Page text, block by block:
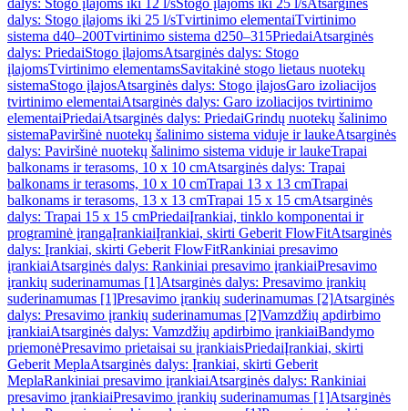
dalys: Stogo įlajoms iki 12 l/sStogo įlajoms iki 25 l/sAtsarginės
dalys: Stogo įlajoms iki 25 l/sTvirtinimo elementaiTvirtinimo
sistema d40–200Tvirtinimo sistema d250–315PriedaiAtsarginės
dalys: PriedaiStogo įlajomsAtsarginės dalys: Stogo
įlajomsTvirtinimo elementamsSavitakinė stogo lietaus nuotekų
sistemaStogo įlajosAtsarginės dalys: Stogo įlajosGaro izoliacijos
tvirtinimo elementaiAtsarginės dalys: Garo izoliacijos tvirtinimo
elementaiPriedaiAtsarginės dalys: PriedaiGrindų nuotekų šalinimo
sistemaPaviršinė nuotekų šalinimo sistema viduje ir laukeAtsarginės
dalys: Paviršinė nuotekų šalinimo sistema viduje ir laukeTrapai
balkonams ir terasoms, 10 x 10 cmAtsarginės dalys: Trapai
balkonams ir terasoms, 10 x 10 cmTrapai 13 x 13 cmTrapai
balkonams ir terasoms, 13 x 13 cmTrapai 15 x 15 cmAtsarginės
dalys: Trapai 15 x 15 cmPriedaiĮrankiai, tinklo komponentai ir
programinė įrangaĮrankiaiĮrankiai, skirti Geberit FlowFitAtsarginės
dalys: Įrankiai, skirti Geberit FlowFitRankiniai presavimo
įrankiaiAtsarginės dalys: Rankiniai presavimo įrankiaiPresavimo
įrankių suderinamumas [1]Atsarginės dalys: Presavimo įrankių
suderinamumas [1]Presavimo įrankių suderinamumas [2]Atsarginės
dalys: Presavimo įrankių suderinamumas [2]Vamzdžių apdirbimo
įrankiaiAtsarginės dalys: Vamzdžių apdirbimo įrankiaiBandymo
priemonėPresavimo prietaisai su įrankiaisPriedaiĮrankiai, skirti
Geberit MeplaAtsarginės dalys: Įrankiai, skirti Geberit
MeplaRankiniai presavimo įrankiaiAtsarginės dalys: Rankiniai
presavimo įrankiaiPresavimo įrankių suderinamumas [1]Atsarginės